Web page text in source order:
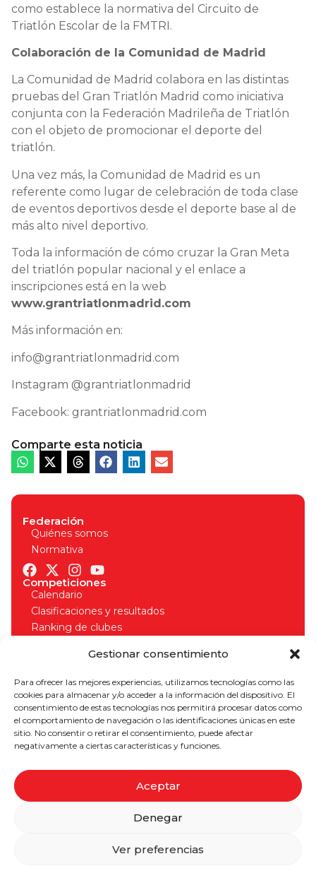
Gestionar consentimiento
Para ofrecer las mejores experiencias, utilizamos tecnologías como las
cookies para almacenar y/o acceder a la información del dispositivo. El
consentimiento de estas tecnologías nos permitirá procesar datos como
el comportamiento de navegación o las identificaciones únicas en este
sitio. No consentir o retirar el consentimiento, puede afectar
negativamente a ciertas características y funciones.
Aceptar
Denegar
Ver preferencias
como establece la normativa del Circuito de
Triatlón Escolar de la FMTRI.
Colaboración de la Comunidad de Madrid
La Comunidad de Madrid colabora en las distintas
pruebas del Gran Triatlón Madrid como iniciativa
conjunta con la Federación Madrileña de Triatlón
con el objeto de promocionar el deporte del
triatlón.
Una vez más, la Comunidad de Madrid es un
referente como lugar de celebración de toda clase
de eventos deportivos desde el deporte base al de
más alto nivel deportivo.
Toda la información de cómo cruzar la Gran Meta
del triatlón popular nacional y el enlace a
inscripciones está en la web
www.grantriatlonmadrid.com
Más información en:
info@grantriatlonmadrid.com
Instagram @grantriatlonmadrid
Facebook: grantriatlonmadrid.com
Comparte esta noticia
Federación
Quiénes somos
Normativa
Competiciones
Calendario
Clasificaciones y resultados
Ranking de clubes
Normativa competiciones
Solicitud de licencia
Seguros deportivos
Normativa licencias
¡Apúntate a nuestro boletín para estar al día!
SUSCRIBIRME
2026 © Federación Madrileña de Triatlón